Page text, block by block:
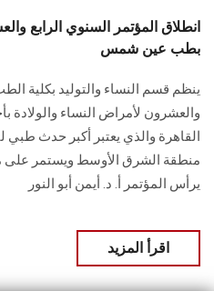
سجل
انطلاق المؤتمر السنوي الرابع
بطب عين شمس
ينظم قسم النساء والتوليد بكلية
والعشرون لأمراض النساء والولادة
القاهرة والذي يعتبر أكبر حدث
يرأس المؤتمر أ. د. أيمن أبو النور
اقرأ المزيد